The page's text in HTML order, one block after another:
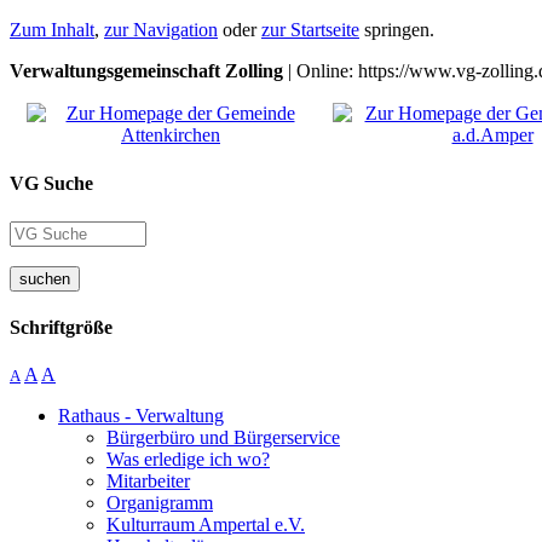
Zum Inhalt, zur Navigation oderzur Startseite springen.
Verwaltungsgemeinschaft Zolling | Online: https://www.vg-
VG Suche
suchen
Schriftgröße
A A A
Rathaus - Verwaltung
Bürgerbüro und Bürgerservice
Was erledige ich wo?
Mitarbeiter
Organigramm
Kulturraum Ampertal e.V.